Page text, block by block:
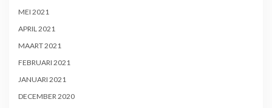
MEI 2021
APRIL 2021
MAART 2021
FEBRUARI 2021
JANUARI 2021
DECEMBER 2020